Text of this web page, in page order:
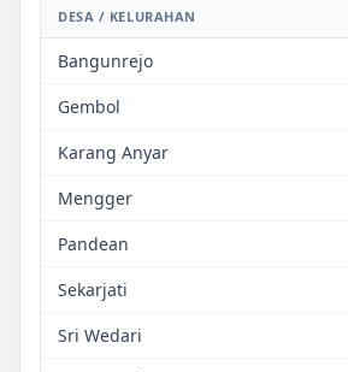
DESA / KELURAHAN
Bangunrejo
Gembol
Karang Anyar
Mengger
Pandean
Sekarjati
Sri Wedari